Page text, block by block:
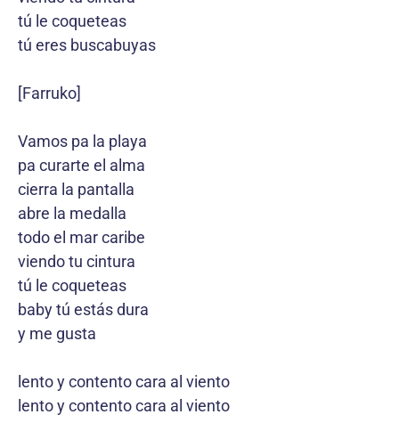
tú le coqueteas
tú eres buscabuyas
[Farruko]
Vamos pa la playa
pa curarte el alma
cierra la pantalla
abre la medalla
todo el mar caribe
viendo tu cintura
tú le coqueteas
baby tú estás dura
y me gusta
lento y contento cara al viento
lento y contento cara al viento